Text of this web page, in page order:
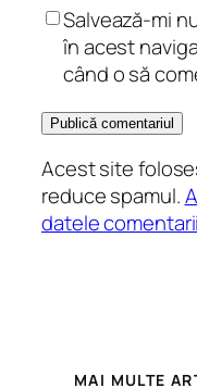
Salvează-mi
în acest
când o să
Acest site
reduce spamul.
datele
MAI MULTE